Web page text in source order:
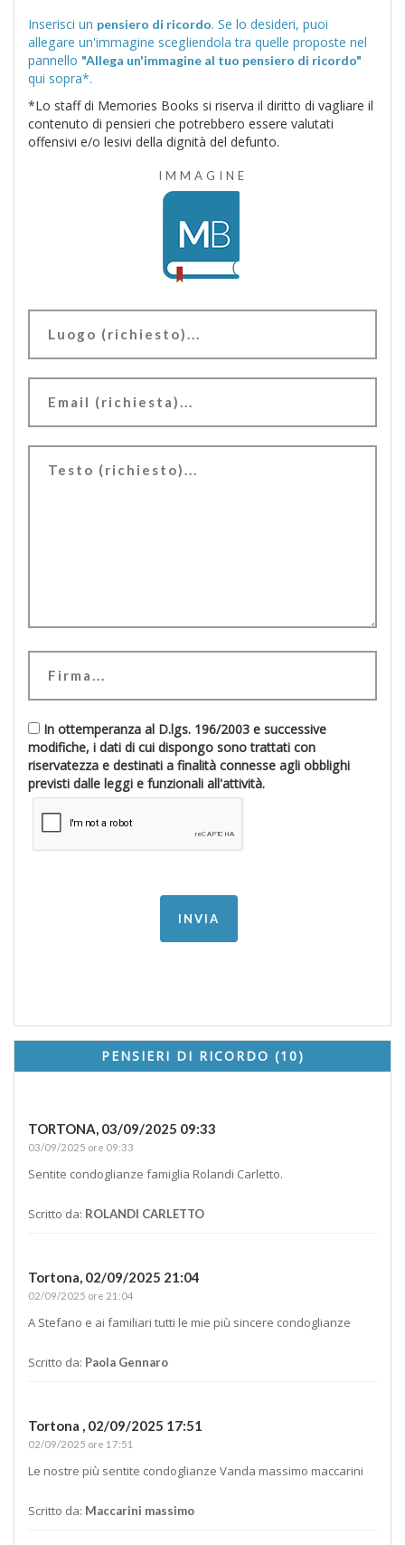
Inserisci un pensiero di ricordo. Se lo desideri, puoi
allegare un'immagine scegliendola tra quelle proposte nel
pannello "Allega un'immagine al tuo pensiero di ricordo"
qui sopra*.
*Lo staff di Memories Books si riserva il diritto di vagliare il
contenuto di pensieri che potrebbero essere valutati
offensivi e/o lesivi della dignità del defunto.
IMMAGINE
In ottemperanza al D.lgs. 196/2003 e successive
modifiche, i dati di cui dispongo sono trattati con
riservatezza e destinati a finalità connesse agli obblighi
previsti dalle leggi e funzionali all'attività.
PENSIERI DI RICORDO (10)
TORTONA, 03/09/2025 09:33
03/09/2025 ore 09:33
Sentite condoglianze famiglia Rolandi Carletto.
Scritto da: ROLANDI CARLETTO
Tortona, 02/09/2025 21:04
02/09/2025 ore 21:04
A Stefano e ai familiari tutti le mie più sincere condoglianze
Scritto da: Paola Gennaro
Tortona , 02/09/2025 17:51
02/09/2025 ore 17:51
Le nostre più sentite condoglianze Vanda massimo maccarini
Scritto da: Maccarini massimo